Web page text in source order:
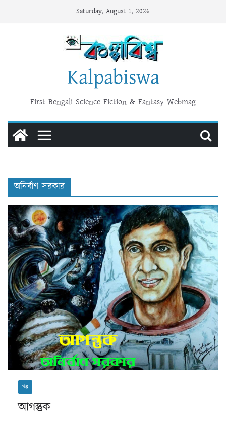
Saturday, August 1, 2026
Kalpabiswa
First Bengali Science Fiction & Fantasy Webmag
অনির্বাণ সরকার
গল্প
আগন্তুক